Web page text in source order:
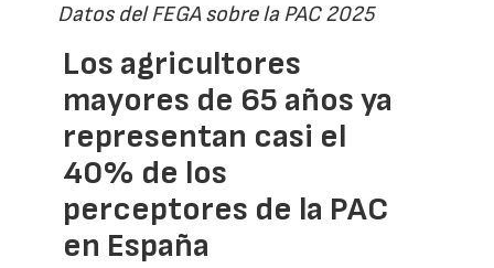
Datos del FEGA sobre la PAC 2025
Los agricultores
mayores de 65 años ya
representan casi el
40% de los
perceptores de la PAC
en España